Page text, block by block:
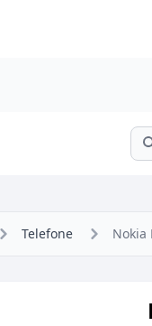
Telefone Nokia